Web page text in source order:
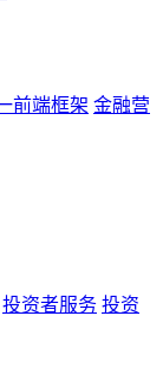
前端框架 金融营
投资者服务 投资